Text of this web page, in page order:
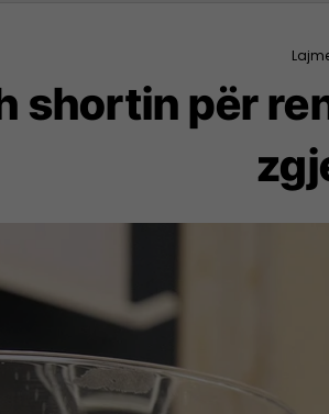
shortin për